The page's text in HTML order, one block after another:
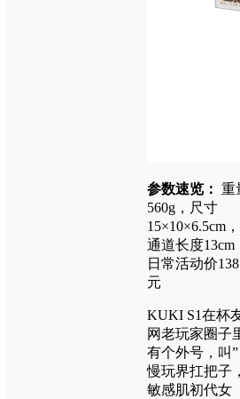
参数速览： 重
560g，尺寸
15×10×6.5cm，
通道长度13cm
日常活动价138
元
KUKI S1在杯
网老玩家圈子
有个外号，叫”
慢玩界扛把子，
敏感肌初代女